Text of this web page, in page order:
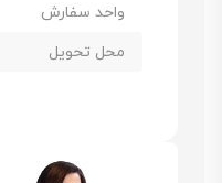
واحد سفارش
محل تحویل